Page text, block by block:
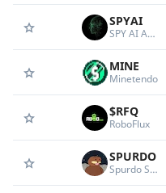
SPYAI
SPY AI AGENT by Virtuals
MINE
Minetendo
$RFQ
RoboFlux
SPURDO
Spurdo Spärde